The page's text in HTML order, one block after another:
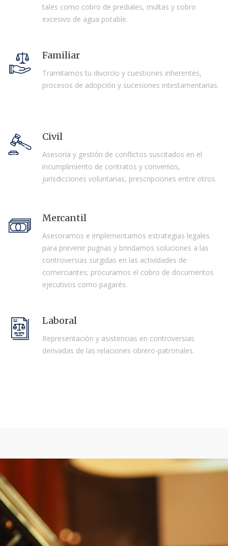
tales como cobro de prediales, multas y cobro
excesivo de agua potable.
Familiar
Tramitamos tu divorcio y cuestiones inherentes,
procesos de adopción y sucesiones intestamentarias.
Civil
Asesoría y gestión de conflictos suscitados en el
incumplimiento de contratos y convenios,
jurisdicciones voluntarias, prescripciones entre otros.
Mercantil
Asesoramos e implementamos estrategias legales
para prevenir pugnas y brindamos soluciones a las
controversias surgidas en las actividades de
comerciantes; procuramos el cobro de documentos
ejecutivos como pagarés.
Laboral
Representación y asistencias en controversias
derivadas de las relaciones obrero-patronales.